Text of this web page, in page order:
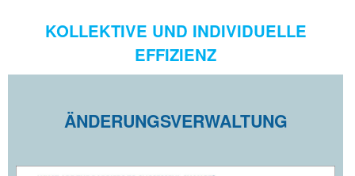
KOLLEKTIVE UND INDIVIDUELLE
EFFIZIENZ
ÄNDERUNGSVERWALTUNG